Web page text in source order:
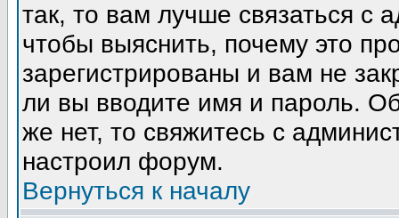
так, то вам лучше связаться с
чтобы выяснить, почему это
зарегистрированы и вам не
ли вы вводите имя и пароль.
же нет, то свяжитесь с
настроил форум.
Вернуться к началу